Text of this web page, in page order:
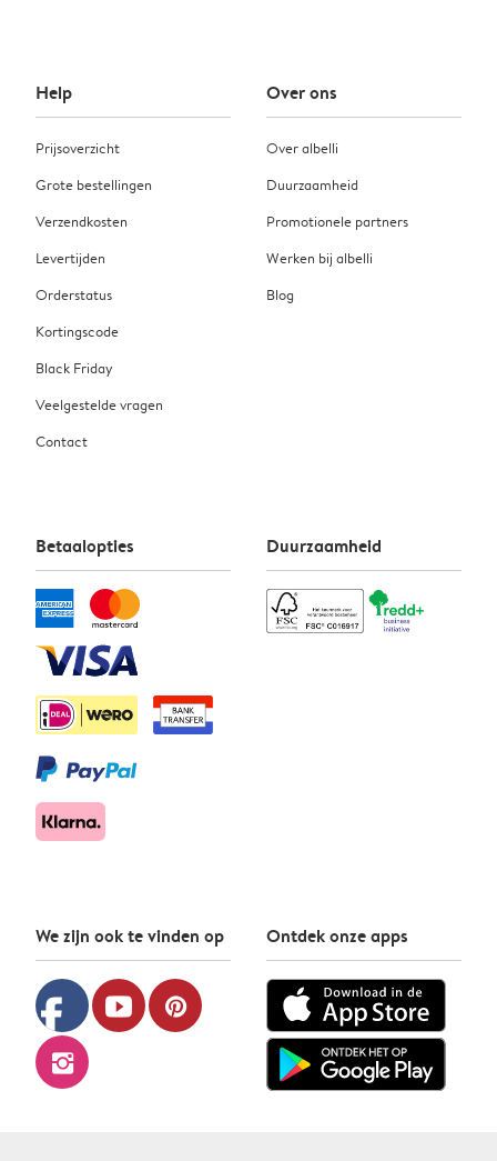
Help
Prijsoverzicht
Grote bestellingen
Verzendkosten
Levertijden
Orderstatus
Kortingscode
Black Friday
Veelgestelde vragen
Contact
Over ons
Over albelli
Duurzaamheid
Promotionele partners
Werken bij albelli
Blog
Betaalopties Duurzaamheid
We zijn ook te vinden op
facebook youtube pinterest
instagram
Ontdek onze apps